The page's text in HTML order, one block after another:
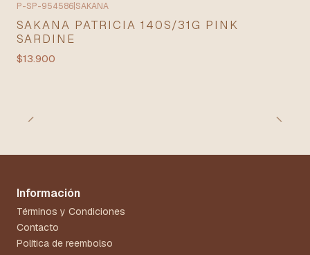
P-SP-954586 SAKANA
SAKANA PATRICIA 140S/31G PINK
SARDINE
$13.900
Información
Términos y Condiciones
Contacto
Política de reembolso